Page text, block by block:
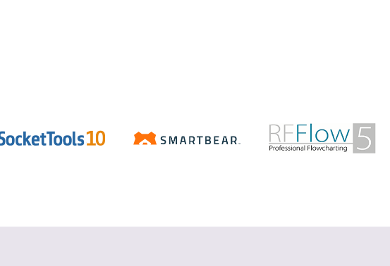
PowerPoint、PDF などの Office ファ
イルを操作